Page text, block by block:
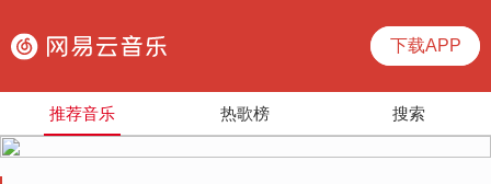
下载APP
推荐音乐 热歌榜 搜索